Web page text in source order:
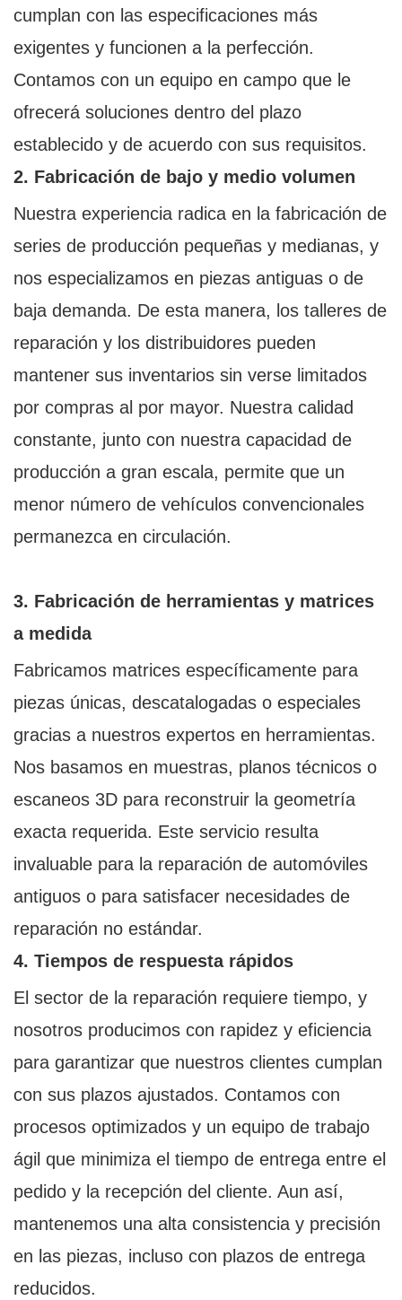
cumplan con las especificaciones más
exigentes y funcionen a la perfección.
Contamos con un equipo en campo que le
ofrecerá soluciones dentro del plazo
establecido y de acuerdo con sus requisitos.
2. Fabricación de bajo y medio volumen
Nuestra experiencia radica en la fabricación de
series de producción pequeñas y medianas, y
nos especializamos en piezas antiguas o de
baja demanda. De esta manera, los talleres de
reparación y los distribuidores pueden
mantener sus inventarios sin verse limitados
por compras al por mayor. Nuestra calidad
constante, junto con nuestra capacidad de
producción a gran escala, permite que un
menor número de vehículos convencionales
permanezca en circulación.
3. Fabricación de herramientas y matrices
a medida
Fabricamos matrices específicamente para
piezas únicas, descatalogadas o especiales
gracias a nuestros expertos en herramientas.
Nos basamos en muestras, planos técnicos o
escaneos 3D para reconstruir la geometría
exacta requerida. Este servicio resulta
invaluable para la reparación de automóviles
antiguos o para satisfacer necesidades de
reparación no estándar.
4. Tiempos de respuesta rápidos
El sector de la reparación requiere tiempo, y
nosotros producimos con rapidez y eficiencia
para garantizar que nuestros clientes cumplan
con sus plazos ajustados. Contamos con
procesos optimizados y un equipo de trabajo
ágil que minimiza el tiempo de entrega entre el
pedido y la recepción del cliente. Aun así,
mantenemos una alta consistencia y precisión
en las piezas, incluso con plazos de entrega
reducidos.